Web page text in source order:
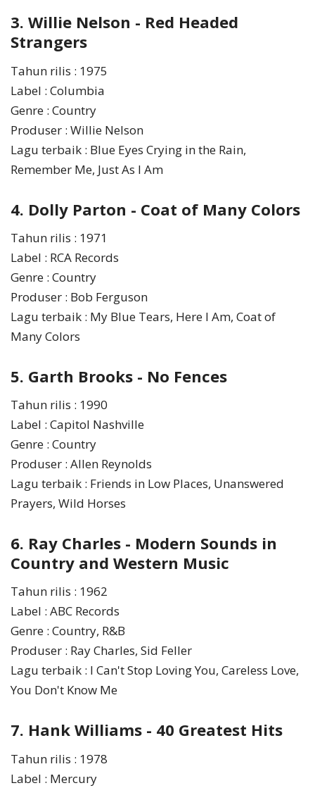
3. Willie Nelson - Red Headed
Strangers
Tahun rilis : 1975
Label : Columbia
Genre : Country
Produser : Willie Nelson
Lagu terbaik : Blue Eyes Crying in the Rain,
Remember Me, Just As I Am
4. Dolly Parton - Coat of Many Colors
Tahun rilis : 1971
Label : RCA Records
Genre : Country
Produser : Bob Ferguson
Lagu terbaik : My Blue Tears, Here I Am, Coat of
Many Colors
5. Garth Brooks - No Fences
Tahun rilis : 1990
Label : Capitol Nashville
Genre : Country
Produser : Allen Reynolds
Lagu terbaik : Friends in Low Places, Unanswered
Prayers, Wild Horses
6. Ray Charles - Modern Sounds in
Country and Western Music
Tahun rilis : 1962
Label : ABC Records
Genre : Country, R&B
Produser : Ray Charles, Sid Feller
Lagu terbaik : I Can't Stop Loving You, Careless Love,
You Don't Know Me
7. Hank Williams - 40 Greatest Hits
Tahun rilis : 1978
Label : Mercury